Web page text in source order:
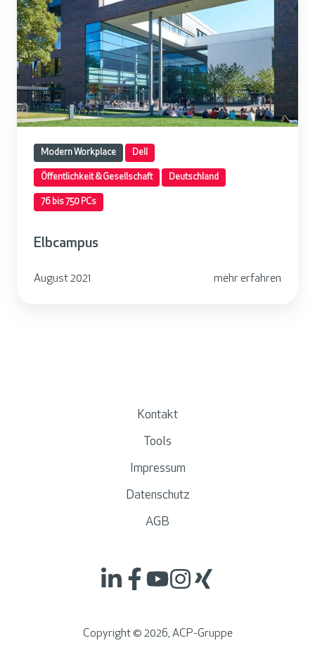
c
a
m
p
u
s
Modern Workplace Dell
Öffentlichkeit & Gesellschaft Deutschland
76 bis 750 PCs
Elbcampus
August 2021 mehr erfahren
Kontakt
Tools
Impressum
Datenschutz
AGB
Copyright © 2026, ACP-Gruppe